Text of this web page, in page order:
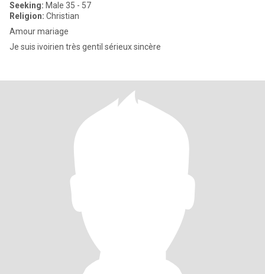
Seeking: Male 35 - 57
Religion: Christian
Amour mariage
Je suis ivoirien très gentil sérieux sincère